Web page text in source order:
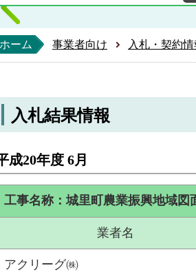
ホーム 事業者向け 入札・契約
入札結果情報
成20年度 6月
工事名称：城里町農業振興地域図
業者名
アクリーグ㈱